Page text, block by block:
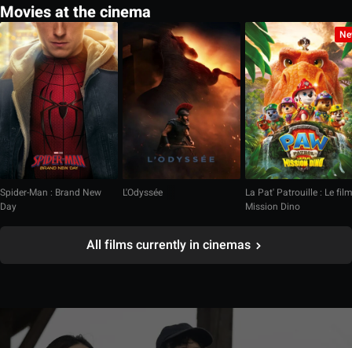
Movies at the cinema
Spider-Man : Brand New
Day
L'Odyssée
La Pat' Patrouille : Le film
Mission Dino
All films currently in cinemas